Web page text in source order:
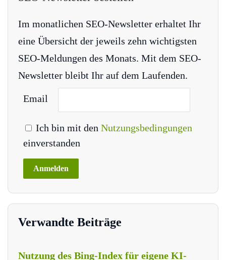
Im monatlichen SEO-Newsletter erhaltet Ihr
eine Übersicht der jeweils zehn wichtigsten
SEO-Meldungen des Monats. Mit dem SEO-
Newsletter bleibt Ihr auf dem Laufenden.
Email
Ich bin mit den Nutzungsbedingungen
einverstanden
Verwandte Beiträge
Nutzung des Bing-Index für eigene KI-